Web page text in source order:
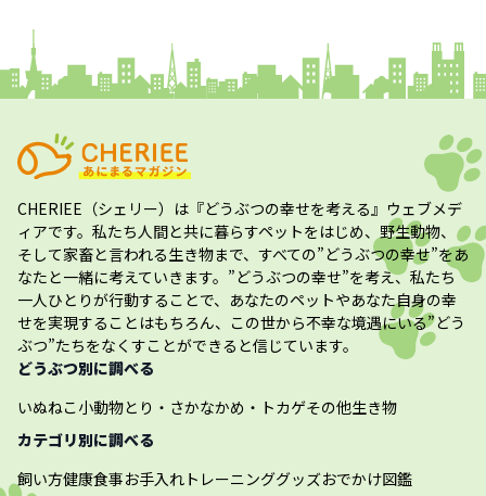
CHERIEE（シェリー） は『どうぶつの幸せを考える』ウェブメデ
ィアです。私たち人間と共に暮らすペットをはじめ、野生動物、
そして家畜と言われる生き物まで、すべての”どうぶつの幸せ”をあ
なたと一緒に考えていきます。”どうぶつの幸せ”を考え、私たち
一人ひとりが行動することで、あなたのペットやあなた自身の幸
せを実現することはもちろん、この世から不幸な境遇にいる”どう
ぶつ”たちをなくすことができると信じています。
どうぶつ別に調べる
いぬねこ小動物とり・さかなかめ・トカゲその他生き物
カテゴリ別に調べる
飼い方健康食事お手入れ トレーニンググッズおでかけ図鑑